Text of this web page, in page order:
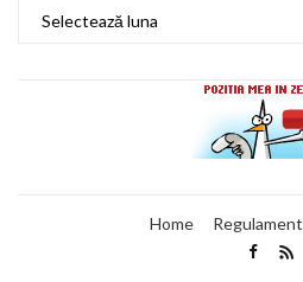
Home Regulament